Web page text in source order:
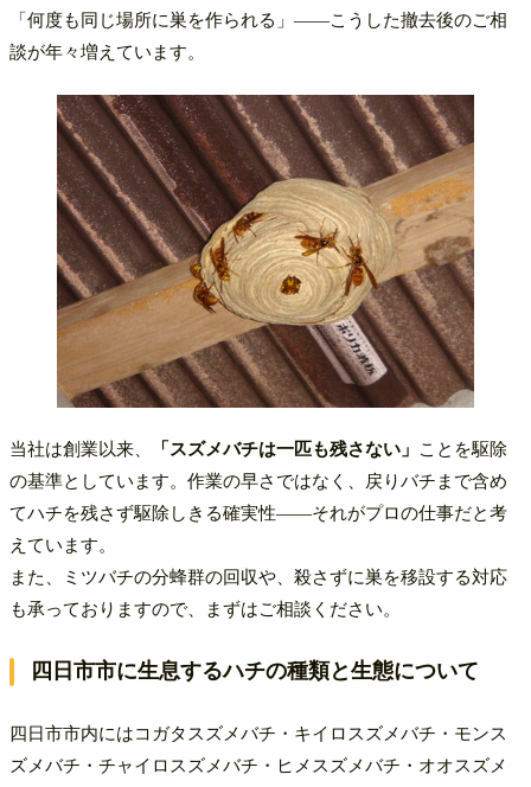
「何度も同じ場所に巣を作られる」——こうした撤去後のご相
談が年々増えています。
当社は創業以来、 「スズメバチは一匹も残さない」
ことを駆除
の基準としています。作業の早さではなく、戻りバチまで含め
てハチを残さず駆除しきる確実性——それがプロの仕事だと考
えています。
また、ミツバチの分蜂群の回収や、殺さずに巣を移設する対応
も承っておりますので、まずはご相談ください。
四日市市に生息するハチの種類と生態について
四日市市内にはコガタスズメバチ・キイロスズメバチ・モンス
ズメバチ・チャイロスズメバチ・ヒメスズメバチ・オオスズメ